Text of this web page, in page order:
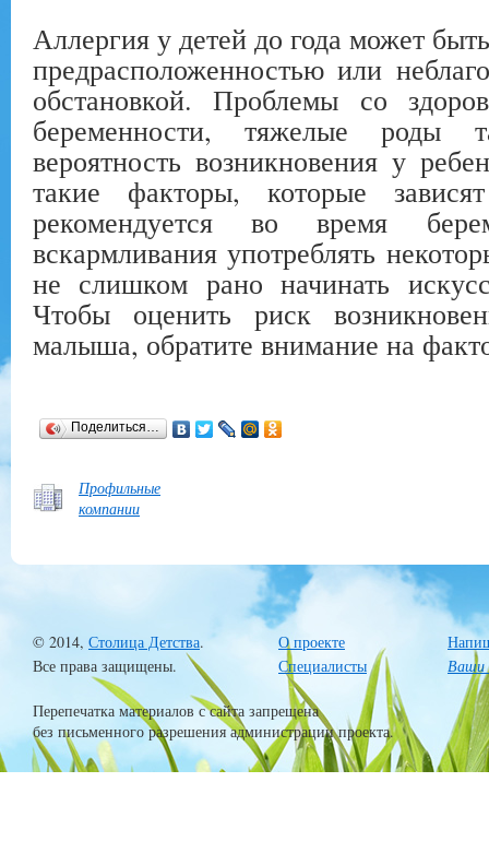
Аллергия у детей до года может
предрасположенностью или
обстановкой. Проблемы со
беременности, тяжелые роды
вероятность возникновения у
такие факторы, которые
рекомендуется во время
вскармливания употреблять
не слишком рано начинать
Чтобы оценить риск
малыша, обратите внимание на
Поделиться…
Профильные
компании
© 2014, Столица Детства.
Все права защищены.
О проекте
Специалисты
Ваши
Перепечатка материалов с сайта запрещена
без письменного разрешения администрации проекта.